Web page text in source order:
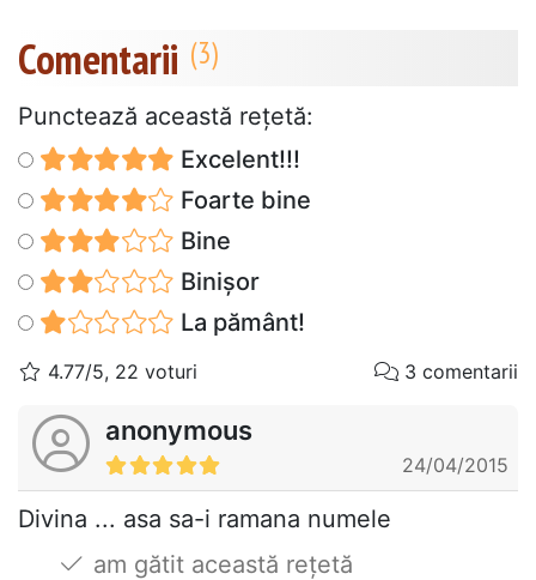
Comentarii
Punctează această reţetă:
Excelent!!!
Foarte bine
Bine
Binișor
La pământ!
4.77/5, 22 voturi 3 comentarii
anonymous
24/04/2015
Divina ... asa sa-i ramana numele
am gătit această rețetă